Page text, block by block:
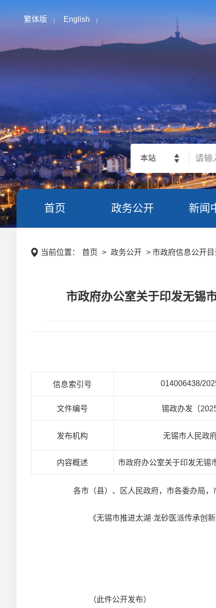
繁体版 English
本站
首页 政务公开 新闻
当前位置： 首页 > 政务公开 > 市政府信息公开
市政府办公室关于印发无锡
信息索引号 014006438/
文件编号 锡政办发〔
发布机构 无锡市人民政
内容概述 市政府办公室关于印发无锡
各市（县）、区人民政府，市各委办局，
《无锡市推进太湖·龙砂医派传承创新
（此件公开发布）